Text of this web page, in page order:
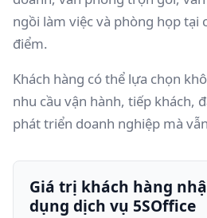
ngồi làm việc và phòng họp tại
điểm.
Khách hàng có thể lựa chọn
nhu cầu vận hành, tiếp khách,
phát triển doanh nghiệp mà
Giá trị khách hàng
dụng dịch vụ 5SOffice